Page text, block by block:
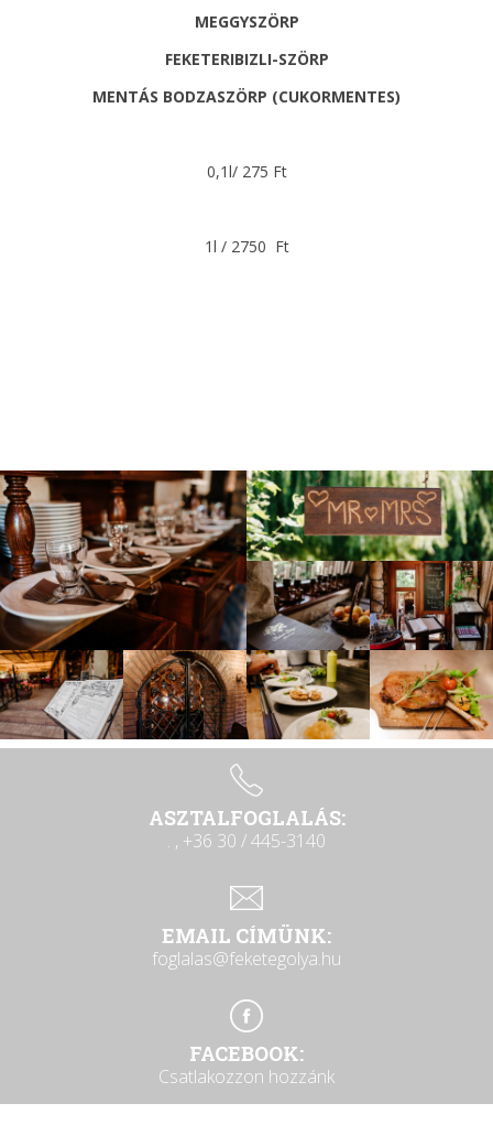
MEGGYSZÖRP
FEKETERIBIZLI-SZÖRP
MENTÁS BODZASZÖRP (CUKORMENTES)
0,1l/ 275 Ft
1l / 2750 Ft
ASZTALFOGLALÁS:
. , +36 30 / 445-3140
EMAIL CÍMÜNK:
foglalas@feketegolya.hu
FACEBOOK:
Csatlakozzon hozzánk